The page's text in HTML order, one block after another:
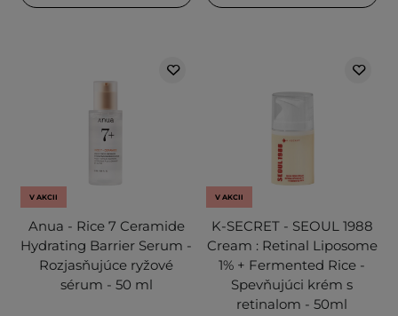
V AKCII
Anua - Rice 7 Ceramide
Hydrating Barrier Serum -
Rozjasňujúce ryžové
sérum - 50 ml
V AKCII
K-SECRET - SEOUL 1988
Cream : Retinal Liposome
1% + Fermented Rice -
Spevňujúci krém s
retinalom - 50ml